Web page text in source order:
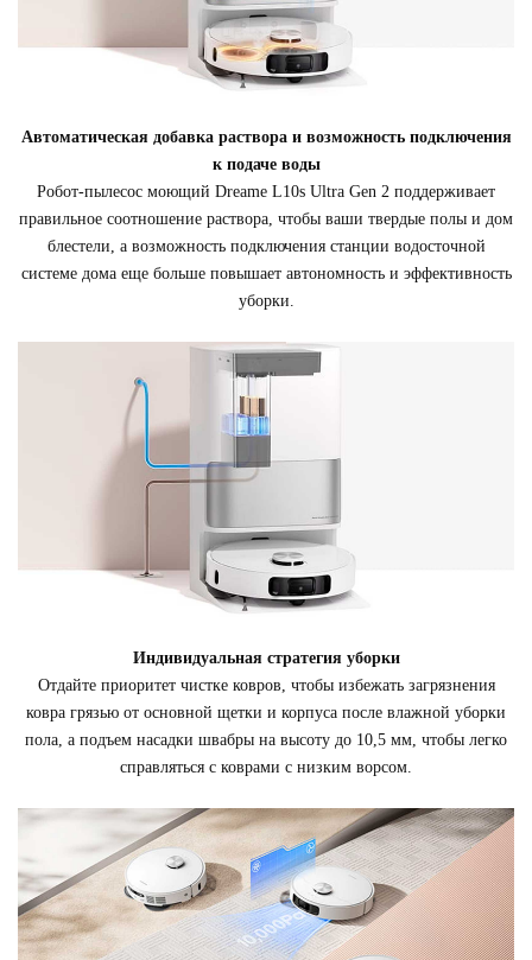
Автоматическая добавка раствора и возможность подключения
к подаче воды
Робот-пылесос моющий Dreame L10s Ultra Gen 2 поддерживает
правильное соотношение раствора, чтобы ваши твердые полы и дом
блестели, а возможность подключения станции водосточной
системе дома еще больше повышает автономность и эффективность
уборки.
Индивидуальная стратегия уборки
Отдайте приоритет чистке ковров, чтобы избежать загрязнения
ковра грязью от основной щетки и корпуса после влажной уборки
пола, а подъем насадки швабры на высоту до 10,5 мм, чтобы легко
справляться с коврами с низким ворсом.